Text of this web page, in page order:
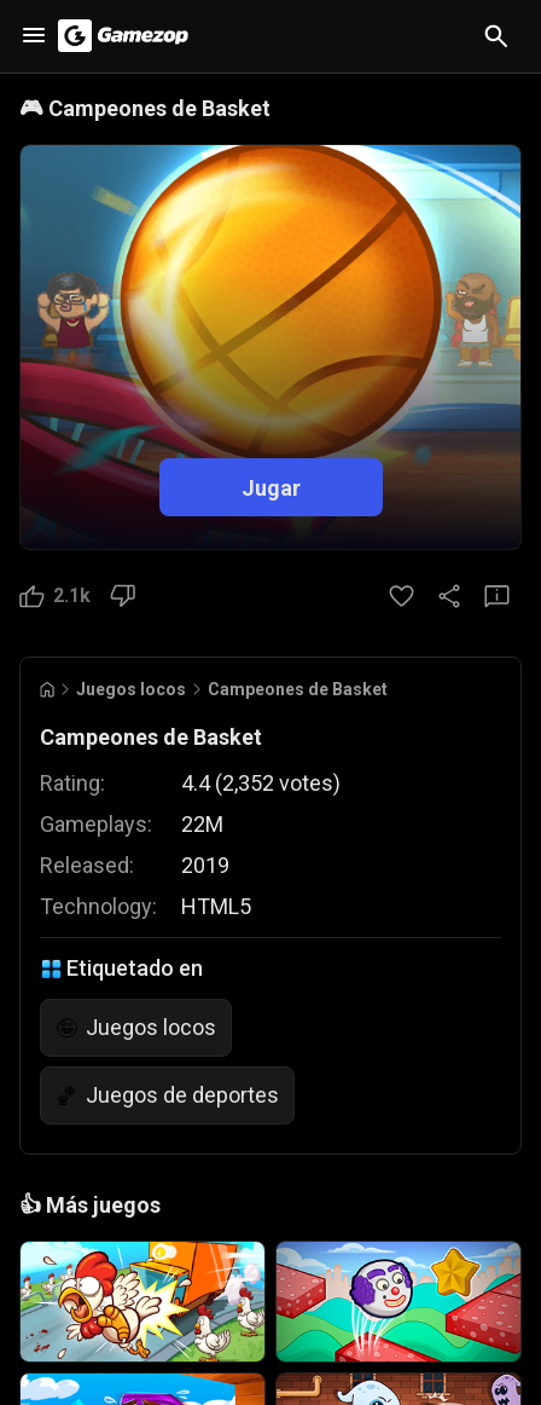
🎮 Campeones de Basket
Jugar
2.1k
Juegos locos Campeones de Basket
Campeones de Basket
Rating:
Gameplays:
Released:
Technology:
4.4 (2,352 votes)
22M
2019
HTML5
Etiquetado en
🤪 Juegos locos
🏀 Juegos de deportes
👍 Más juegos